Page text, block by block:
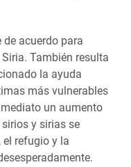
acuerdo para
También resulta
la ayuda
más vulnerables
un aumento
y sirias se
el refugio y la